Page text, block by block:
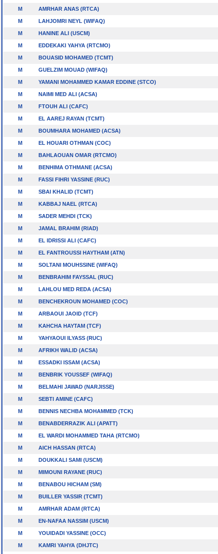
M AMRHAR ANAS (RTCA)
M LAHJOMRI NEYL (WIFAQ)
M HANINE ALI (USCM)
M EDDEKAKI YAHYA (RTCMO)
M BOUASID MOHAMED (TCMT)
M GUELZIM MOUAD (WIFAQ)
M YAMANI MOHAMMED KAMAR EDDINE (STCO)
M NAIMI MED ALI (ACSA)
M FTOUH ALI (CAFC)
M EL AAREJ RAYAN (TCMT)
M BOUMHARA MOHAMED (ACSA)
M EL HOUARI OTHMAN (COC)
M BAHLAOUAN OMAR (RTCMO)
M BENHIMA OTHMANE (ACSA)
M FASSI FIHRI YASSINE (RUC)
M SBAI KHALID (TCMT)
M KABBAJ NAEL (RTCA)
M SADER MEHDI (TCK)
M JAMAL BRAHIM (RIAD)
M EL IDRISSI ALI (CAFC)
M EL FANTROUSSI HAYTHAM (ATN)
M SOLTANI MOUHSSINE (WIFAQ)
M BENBRAHIM FAYSSAL (RUC)
M LAHLOU MED REDA (ACSA)
M BENCHEKROUN MOHAMED (COC)
M ARBAOUI JAOID (TCF)
M KAHCHA HAYTAM (TCF)
M YAHYAOUI ILYASS (RUC)
M AFRIKH WALID (ACSA)
M ESSADKI ISSAM (ACSA)
M BENBRIK YOUSSEF (WIFAQ)
M BELMAHI JAWAD (NARJISSE)
M SEBTI AMINE (CAFC)
M BENNIS NECHBA MOHAMMED (TCK)
M BENABDERRAZIK ALI (APATT)
M EL WARDI MOHAMMED TAHA (RTCMO)
M AICH HASSAN (RTCA)
M DOUKKALI SAMI (USCM)
M MIMOUNI RAYANE (RUC)
M BENABOU HICHAM (SM)
M BUILLER YASSIR (TCMT)
M AMRHAR ADAM (RTCA)
M EN-NAFAA NASSIM (USCM)
M YOUIDADI YASSINE (OCC)
M KAMRI YAHYA (DHJTC)